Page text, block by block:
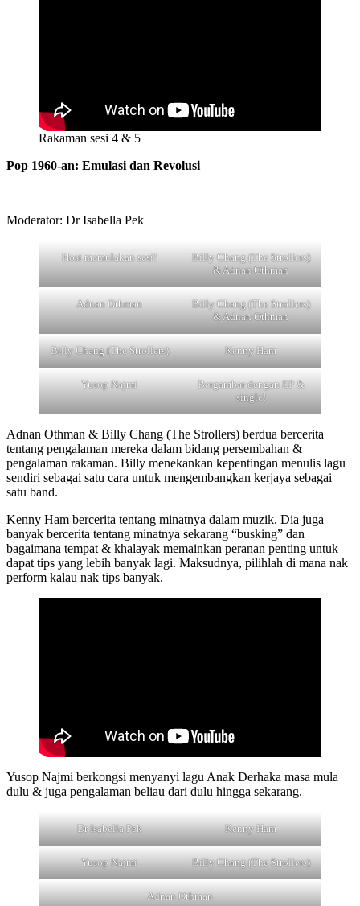
Rakaman sesi 4 & 5
Pop 1960-an: Emulasi dan Revolusi
Moderator: Dr Isabella Pek
Host memulakan sesi!
Billy Chang (The Strollers)
& Adnan Othman
Adnan Othman
Billy Chang (The Strollers)
& Adnan Othman
Billy Chang (The Strollers) Kenny Ham
Yusop Najmi
Bergambar dengan EP &
single!
Adnan Othman & Billy Chang (The Strollers) berdua bercerita
tentang pengalaman mereka dalam bidang persembahan &
pengalaman rakaman. Billy menekankan kepentingan menulis lagu
sendiri sebagai satu cara untuk mengembangkan kerjaya sebagai
satu band.
Kenny Ham bercerita tentang minatnya dalam muzik. Dia juga
banyak bercerita tentang minatnya sekarang “busking” dan
bagaimana tempat & khalayak memainkan peranan penting untuk
dapat tips yang lebih banyak lagi. Maksudnya, pilihlah di mana nak
perform kalau nak tips banyak.
Yusop Najmi berkongsi menyanyi lagu Anak Derhaka masa mula
dulu & juga pengalaman beliau dari dulu hingga sekarang.
Dr Isabella Pek Kenny Ham
Yusop Najmi Billy Chang (The Strollers)
Adnan Othman